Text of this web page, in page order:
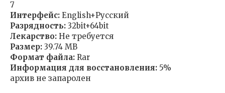
7
Интерфейс: English+Русский
Разрядность: 32bit+64bit
Лекарство: Не требуется
Размер: 39.74 MB
Формат файла: Rar
Информация для восстановления: 5%
архив не запаролен